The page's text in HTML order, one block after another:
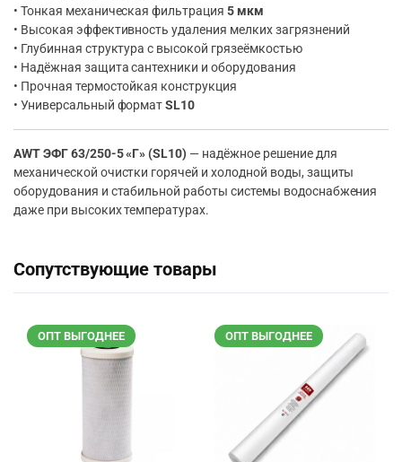
• Тонкая механическая фильтрация5 мкм
• Высокая эффективность удаления мелких загрязнений
• Глубинная структура с высокой грязеёмкостью
• Надёжная защита сантехники и оборудования
• Прочная термостойкая конструкция
• Универсальный форматSL10
AWT ЭФГ 63/250-5 «Г» (SL10) — надёжное решение для
механической очистки горячей и холодной воды, защиты
оборудования и стабильной работы системы водоснабжения
даже при высоких температурах.
Сопутствующие товары
ОПТ ВЫГОДНЕЕ ОПТ ВЫГОДНЕЕ